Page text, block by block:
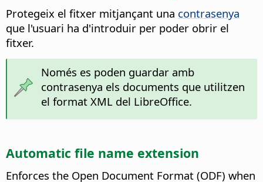
Protegeix el fitxer mitjançant una contrasenya
que l'usuari ha d'introduir per poder obrir el
fitxer.
Només es poden guardar amb
contrasenya els documents que utilitzen
el format XML del LibreOffice.
Automatic file name extension
Enforces the Open Document Format (ODF) when